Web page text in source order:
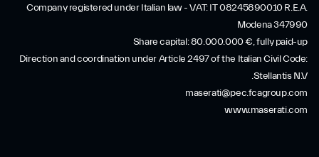
Company registered under Italian law - VAT: IT 08245890010 R.E.A.
Modena 347990
Share capital: 80.000.000 €, fully paid-up
Direction and coordination under Article 2497 of the Italian Civil Code:
Stellantis N.V.
maserati@pec.fcagroup.com
www.maserati.com